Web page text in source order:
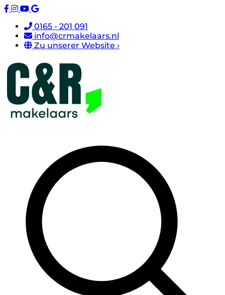
0165 - 201 091
info@crmakelaars.nl
Zu unserer Website ›